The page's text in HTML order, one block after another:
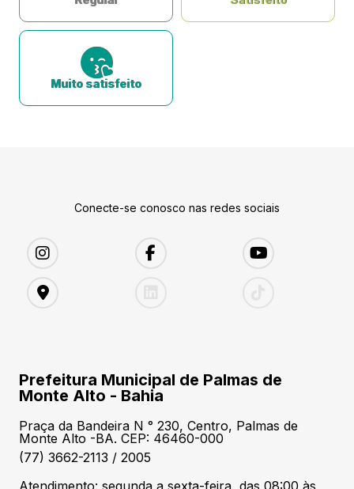
Muito satisfeito
Conecte-se conosco nas redes sociais
Prefeitura Municipal de Palmas de
Monte Alto - Bahia
Praça da Bandeira N ° 230, Centro, Palmas de
Monte Alto -BA. CEP: 46460-000
(77) 3662-2113 / 2005
Atendimento: segunda a sexta-feira, das 08:00 às